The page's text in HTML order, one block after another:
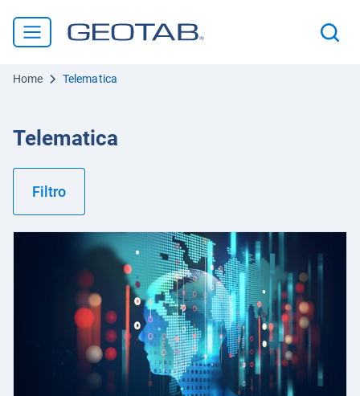
Home Telematica
Telematica
Filtro